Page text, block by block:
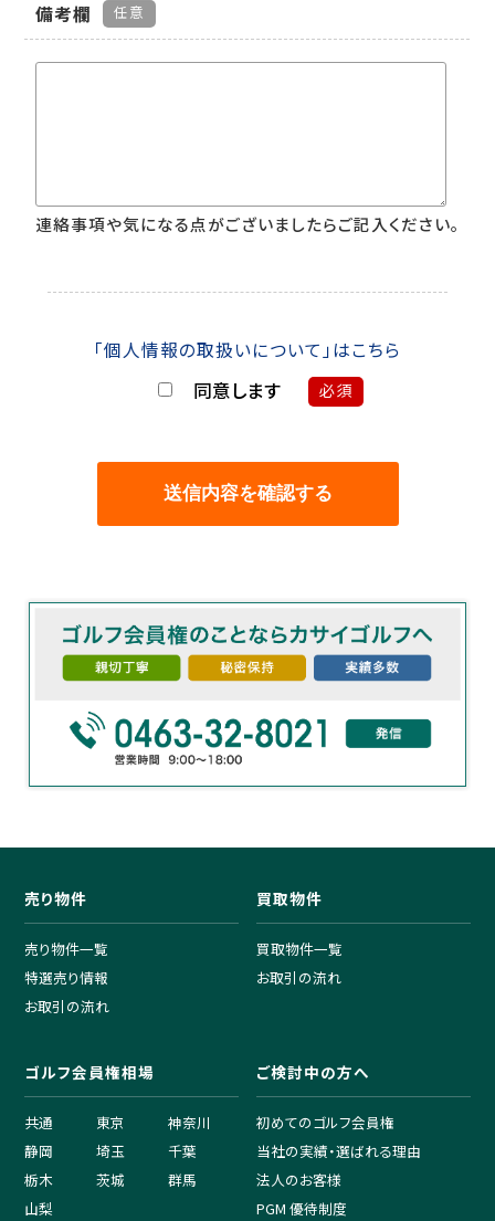
備考欄 任意
連絡事項や気になる点がございましたらご記入ください。
「個人情報の取扱いについて」はこちら
同意します 必須
売り物件
売り物件一覧
特選売り情報
お取引の流れ
買取物件
買取物件一覧
お取引の流れ
ゴルフ会員権相場
共通 東京
神奈川
静岡
埼玉
千葉
栃木
茨城
群馬
山梨
ご検討中の方へ
初めてのゴルフ会員権
当社の実績・選ばれる理由
法人のお客様
PGM 優待制度